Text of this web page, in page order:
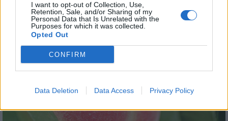
I want to opt-out of Collection, Use,
Retention, Sale, and/or Sharing of my
Personal Data that Is Unrelated with the
Purposes for which it was collected.
Opted Out
CONFIRM
Data Deletion Data Access Privacy Policy
Helyi